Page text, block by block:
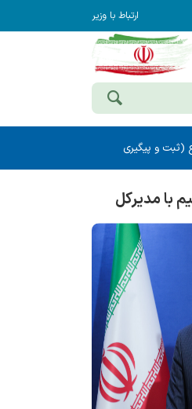
ارتباط با وزیر
(ثبت و پیگیری
با مدیرکل